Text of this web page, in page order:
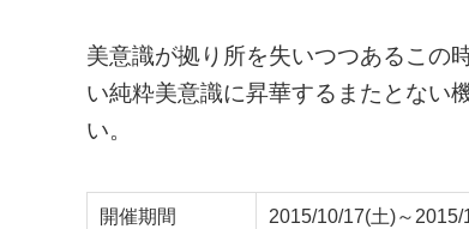
美意識が拠り所を失いつつあるこの
い純粋美意識に昇華するまたとない
い。
開催期間
2015/10/17(土)～2015/